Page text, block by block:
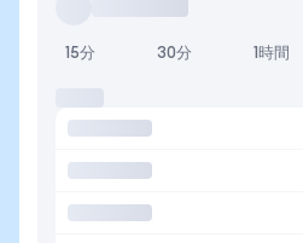
15分 30分 1時間